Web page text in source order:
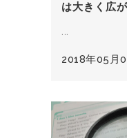
は大きく広
...
2018年05月